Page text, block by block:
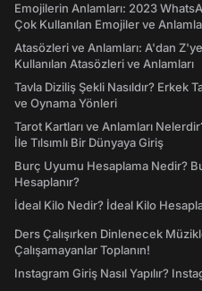
Emojilerin Anlamları: 2023
Çok Kullanılan Emojiler ve
Atasözleri ve Anlamları: A'dan
Kullanılan Atasözleri ve Anlamları
Tavla Diziliş Şekli Nasıldır? Erkek
ve Oynama Yönleri
Tarot Kartları ve Anlamları
İle Tılsımlı Bir Dünyaya Giriş
Burç Uyumu Hesaplama Nedir?
Hesaplanır?
İdeal Kilo Nedir? İdeal Kilo
Ders Çalışırken Dinlenecek
Çalışamayanlar Toplanın!
Instagram Giriş Nasıl Yapılır?